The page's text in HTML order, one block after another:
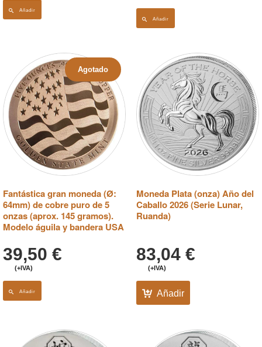
Añadir
Añadir
Fantástica gran moneda (Ø:
64mm) de cobre puro de 5
onzas (aprox. 145 gramos).
Modelo águila y bandera USA
Agotado
39,50 €
(+IVA)
Añadir
Moneda Plata (onza) Año del
Caballo 2026 (Serie Lunar,
Ruanda)
83,04 €
(+IVA)
Añadir